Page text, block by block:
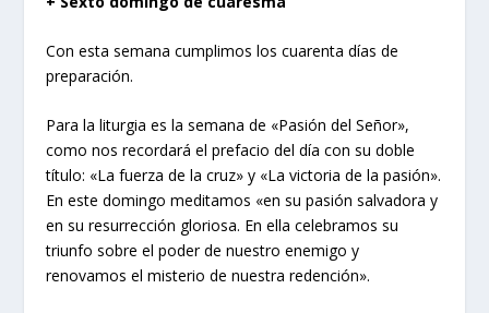
Con esta semana cumplimos los cuarenta días de
preparación.
Para la liturgia es la semana de «Pasión del Señor»,
como nos recordará el prefacio del día con su doble
título: «La fuerza de la cruz» y «La victoria de la pasión».
En este domingo meditamos «en su pasión salvadora y
en su resurrección gloriosa. En ella celebramos su
triunfo sobre el poder de nuestro enemigo y
renovamos el misterio de nuestra redención».